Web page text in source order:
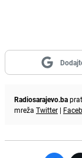
Radiosarajevo.ba
mreža Twitter |